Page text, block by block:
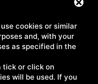
cookies or similar
and, with your
as specified in the
tick or click on
will be used. If you
s.r.l. | S.S. 146
Quirico D'Orcia (Siena) |